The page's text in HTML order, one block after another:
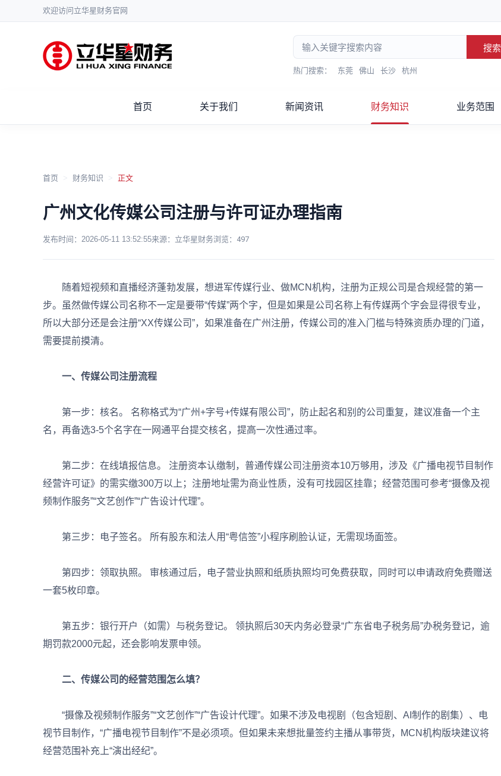
欢迎访问立华星财务官网
搜索
热门搜索： 东莞 佛山 长沙 杭州
首页 关于我们 新闻资讯 财务知识 业务范围
首页 财务知识 正文
广州文化传媒公司注册与许可证办理指南
发布时间： 2026-05-11 13:52:55来源：立华星财务浏览： 497
随着短视频和直播经济蓬勃发展，想进军传媒行业、做MCN机构，注册为正规公司是合规经营的第一
步。虽然做传媒公司名称不一定是要带“传媒”两个字，但是如果是公司名称上有传媒两个字会显得很专业，
所以大部分还是会注册“XX传媒公司”，如果准备在广州注册，传媒公司的准入门槛与特殊资质办理的门道，
需要提前摸清。
一、传媒公司注册流程
第一步：核名。 名称格式为“广州+字号+传媒有限公司”，防止起名和别的公司重复，建议准备一个主
名，再备选3-5个名字在一网通平台提交核名，提高一次性通过率。
第二步：在线填报信息。 注册资本认缴制，普通传媒公司注册资本10万够用，涉及《广播电视节目制作
经营许可证》的需实缴300万以上；注册地址需为商业性质，没有可找园区挂靠；经营范围可参考“摄像及视
频制作服务”“文艺创作”“广告设计代理”。
第三步：电子签名。 所有股东和法人用“粤信签”小程序刷脸认证，无需现场面签。
第四步：领取执照。 审核通过后，电子营业执照和纸质执照均可免费获取，同时可以申请政府免费赠送
一套5枚印章。
第五步：银行开户（如需）与税务登记。 领执照后30天内务必登录“广东省电子税务局”办税务登记，逾
期罚款2000元起，还会影响发票申领。
二、传媒公司的经营范围怎么填？
“摄像及视频制作服务”“文艺创作”“广告设计代理”。如果不涉及电视剧（包含短剧、AI制作的剧集）、电
视节目制作，“广播电视节目制作”不是必须项。但如果未来想批量签约主播从事带货，MCN机构版块建议将
经营范围补充上“演出经纪”。